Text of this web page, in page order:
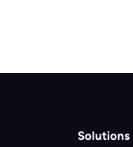
Solutions